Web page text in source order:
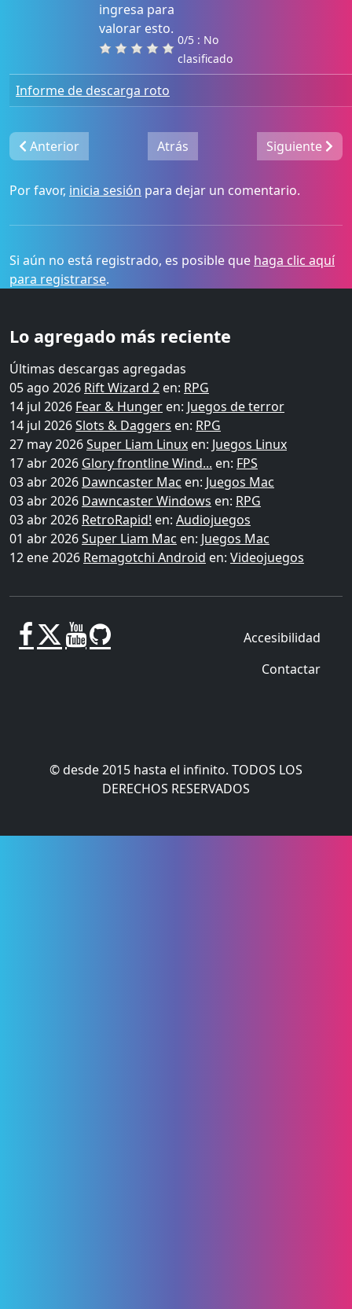
ingresa para
valorar esto.
0/5 : No
clasificado
Informe de descarga roto
Anterior Atrás Siguiente
Por favor, inicia sesión para dejar un comentario.
Si aún no está registrado, es posible que haga clic aquí
para registrarse.
Lo agregado más reciente
Últimas descargas agregadas
05 ago 2026 Rift Wizard 2 en: RPG
14 jul 2026 Fear & Hunger en: Juegos de terror
14 jul 2026Slots & Daggers en: RPG
27 may 2026Super Liam Linux en: Juegos Linux
17 abr 2026 Glory frontline Wind... en: FPS
03 abr 2026 Dawncaster Mac en: Juegos Mac
03 abr 2026 Dawncaster Windows en: RPG
03 abr 2026 RetroRapid! en: Audiojuegos
01 abr 2026Super Liam Mac en: Juegos Mac
12 ene 2026 Remagotchi Android en: Videojuegos
Accesibilidad
Contactar
© desde 2015 hasta el infinito. TODOS LOS
DERECHOS RESERVADOS